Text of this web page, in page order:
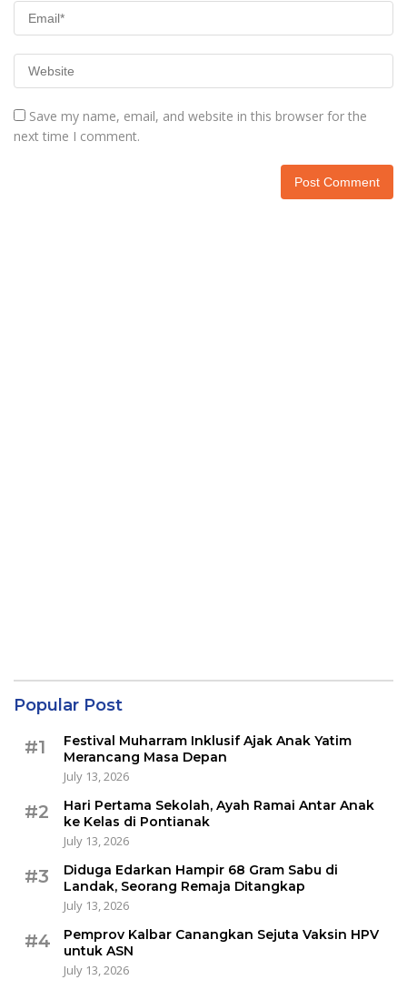
Save my name, email, and website in this browser for the
next time I comment.
Popular Post
#1
Festival Muharram Inklusif Ajak Anak Yatim
Merancang Masa Depan
July 13, 2026
#2
Hari Pertama Sekolah, Ayah Ramai Antar Anak
ke Kelas di Pontianak
July 13, 2026
#3
Diduga Edarkan Hampir 68 Gram Sabu di
Landak, Seorang Remaja Ditangkap
July 13, 2026
#4
Pemprov Kalbar Canangkan Sejuta Vaksin HPV
untuk ASN
July 13, 2026